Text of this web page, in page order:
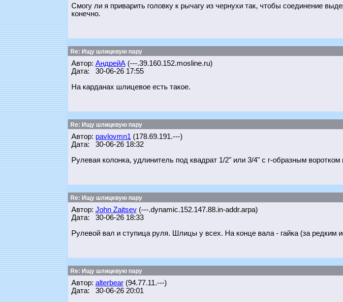
Смогу ли я приварить головку к рычагу из чернухи так, чтобы соединение
конечно.
Re: Ищу шлицевую пару
Автор: АндрейА(---.39.160.152.mosline.ru)
Дата: 30-06-26 17:55
На карданах шлицевое есть такое.
Re: Ищу шлицевую пару
Автор: pavlovmn1 (178.69.191.---)
Дата: 30-06-26 18:32
Рулевая колонка, удлинитель под квадрат 1/2" или 3/4" с г-образным воротком
Re: Ищу шлицевую пару
Автор: John Zaitsev(---.dynamic.152.147.88.in-addr.arpa)
Дата: 30-06-26 18:33
Рулевой вал и ступица руля. Шлицы у всех. На конце вала - гайка (за
Re: Ищу шлицевую пару
Автор: alterbear(94.77.11.---)
Дата: 30-06-26 20:01